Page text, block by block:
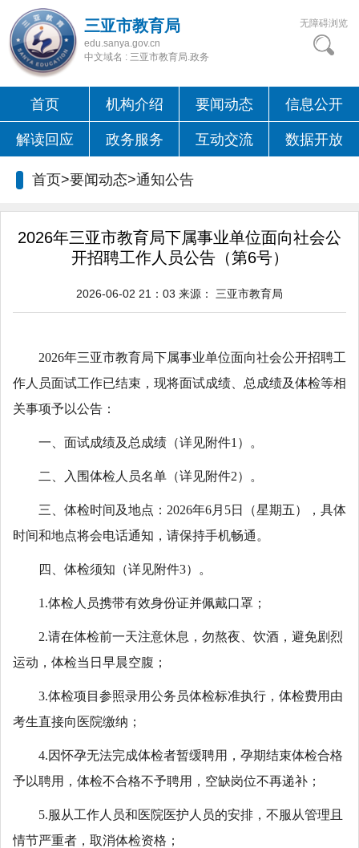
三亚市教育局
edu.sanya.gov.cn
中文域名 : 三亚市教育局.政务
无障碍浏览
首页 机构介绍 要闻动态 信息公开
解读回应 政务服务 互动交流 数据开放
首页>要闻动态>通知公告
2026年三亚市教育局下属事业单位面向社会公
开招聘工作人员公告（第6号）
2026-06-02 21：03 来源： 三亚市教育局
2026年三亚市教育局下属事业单位面向社会公开招聘工
作人员面试工作已结束，现将面试成绩、总成绩及体检等相
关事项予以公告：
一、面试成绩及总成绩（详见附件1）。
二、入围体检人员名单（详见附件2）。
三、体检时间及地点：2026年6月5日（星期五），具体
时间和地点将会电话通知，请保持手机畅通。
四、体检须知（详见附件3）。
1.体检人员携带有效身份证并佩戴口罩；
2.请在体检前一天注意休息，勿熬夜、饮酒，避免剧烈
运动，体检当日早晨空腹；
3.体检项目参照录用公务员体检标准执行，体检费用由
考生直接向医院缴纳；
4.因怀孕无法完成体检者暂缓聘用，孕期结束体检合格
予以聘用，体检不合格不予聘用，空缺岗位不再递补；
5.服从工作人员和医院医护人员的安排，不服从管理且
情节严重者，取消体检资格；